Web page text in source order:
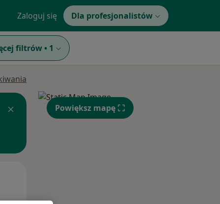
Zaloguj się Dla profesjonalistów
filtrów • 1
Powiększ mapę